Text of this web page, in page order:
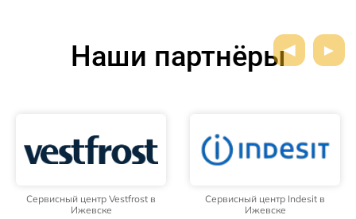
Наши партнёры
Сервисный центр Vestfrost в
Ижевске
Сервисный центр Indesit в
Ижевске